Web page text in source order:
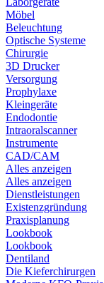
Möbel
Beleuchtung
Optische Systeme
Chirurgie
3D Drucker
Versorgung
Prophylaxe
Kleingeräte
Endodontie
Intraoralscanner
Instrumente
CAD/CAM
Alles anzeigen
Alles anzeigen
Dienstleistungen
Existenzgründung
Praxisplanung
Lookbook
Lookbook
Dentiland
Die Kieferchirurgen